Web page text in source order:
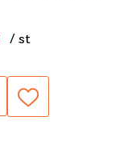
/ st